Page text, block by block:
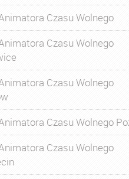
Czasu Wolnego
Czasu Wolnego
Czasu Wolnego
Czasu Wolnego
Czasu Wolnego